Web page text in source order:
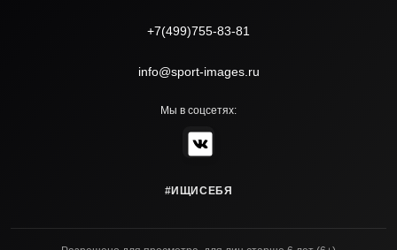
+7(499)755-83-81
info@sport-images.ru
Мы в соцсетях:
#ИЩИСЕБЯ